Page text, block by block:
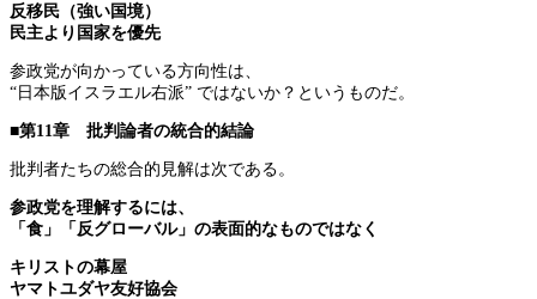
反移民（強い国境）
民主より国家を優先
参政党が向かっている方向性は、
“日本版イスラエル右派” ではないか？というものだ。
■第11章 批判論者の統合的結論
批判者たちの総合的見解は次である。
参政党を理解するには、
「食」「反グローバル」の表面的なものではなく
キリストの幕屋
ヤマトユダヤ友好協会